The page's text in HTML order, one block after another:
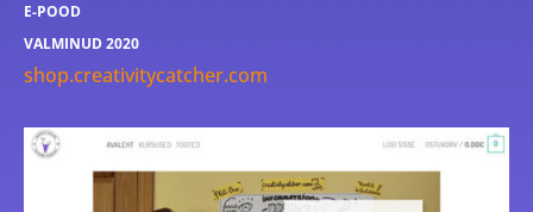
E-POOD
VALMINUD 2020
shop.creativitycatcher.com